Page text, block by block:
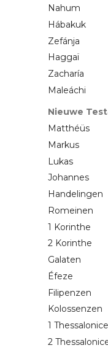
Nahum
Hábakuk
Zefánja
Haggaï
Zacharía
Maleáchi
Nieuwe
Matthéüs
Markus
Lukas
Johannes
Handelingen
Romeinen
1 Korinthe
2 Korinthe
Galaten
Éfeze
Filipenzen
Kolossenzen
1
2